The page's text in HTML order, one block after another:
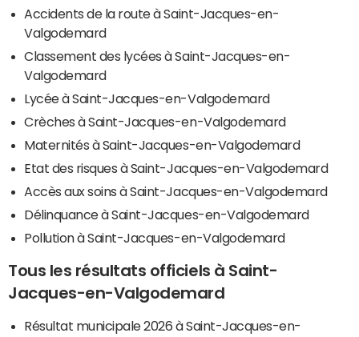
Accidents de la route à Saint-Jacques-en-
Valgodemard
Classement des lycées à Saint-Jacques-en-
Valgodemard
Lycée à Saint-Jacques-en-Valgodemard
Crèches à Saint-Jacques-en-Valgodemard
Maternités à Saint-Jacques-en-Valgodemard
Etat des risques à Saint-Jacques-en-Valgodemard
Accès aux soins à Saint-Jacques-en-Valgodemard
Délinquance à Saint-Jacques-en-Valgodemard
Pollution à Saint-Jacques-en-Valgodemard
Tous les résultats officiels à Saint-
Jacques-en-Valgodemard
Résultat municipale 2026 à Saint-Jacques-en-